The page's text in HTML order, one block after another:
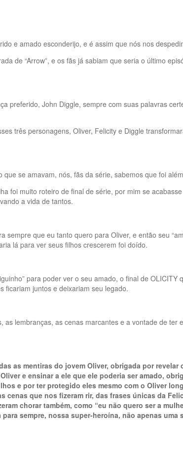
e amado esconderijo, e é assim que nós nos
de “Arrow”, e os fãs já sabiam que seria o último
preferido, John Diggle, sempre com suas palavras
três personagens, Oliver, Felicity e Diggle
se amavam, nós, fãs da série, sabemos que foi
foi muito roteiro de final de série, por mim se
a vida de tantos.
que eu tanto quero para Oliver, e então seu
lá para ver seus filhos crescerem foi doído.
para poder ver o seu amado, o final de
ficariam juntos e deixariam seu legado.
lembranças, as cenas marcantes e a vontade de
as mentiras do jovem Oliver, obrigada por
e ensinar a ele que ele poderia ser amado,
e por ter protegido eles mesmo com o Oliver
cenas que nos fizeram rir, das frases únicas da
chorar também, como “eu não quero ser a
sempre, nossa super-heroína, não apenas uma